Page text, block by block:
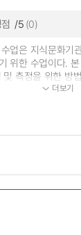
/5 (0)
업은 지식문화기
위한 수업이다.
측정을 위한 방
가뿐만 아니...더보기